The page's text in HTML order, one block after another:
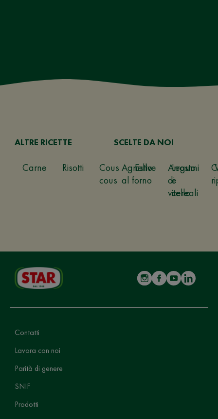
ALTRE RICETTE
Carne Risotti
Cous
cous
Estive
Legumi
e
cereali
SCELTE DA NOI
Agnello
al forno
Arrosto
di
vitello
Contatti
Lavora con noi
Parità di genere
SNIF
Prodotti